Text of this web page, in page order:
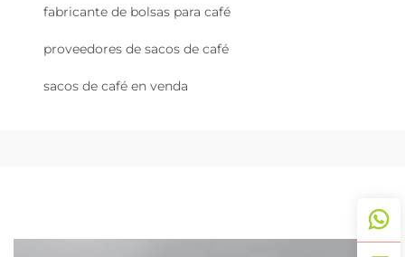
fabricante de bolsas para café
proveedores de sacos de café
sacos de café en venda